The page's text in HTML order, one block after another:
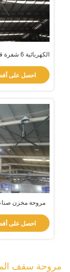
احصل على
احصل على
مروحة سقف